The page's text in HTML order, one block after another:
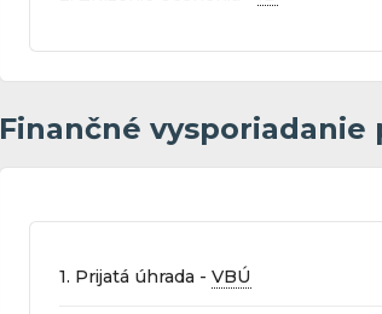
Finančné
1. Prijatá úhrada - VBÚ